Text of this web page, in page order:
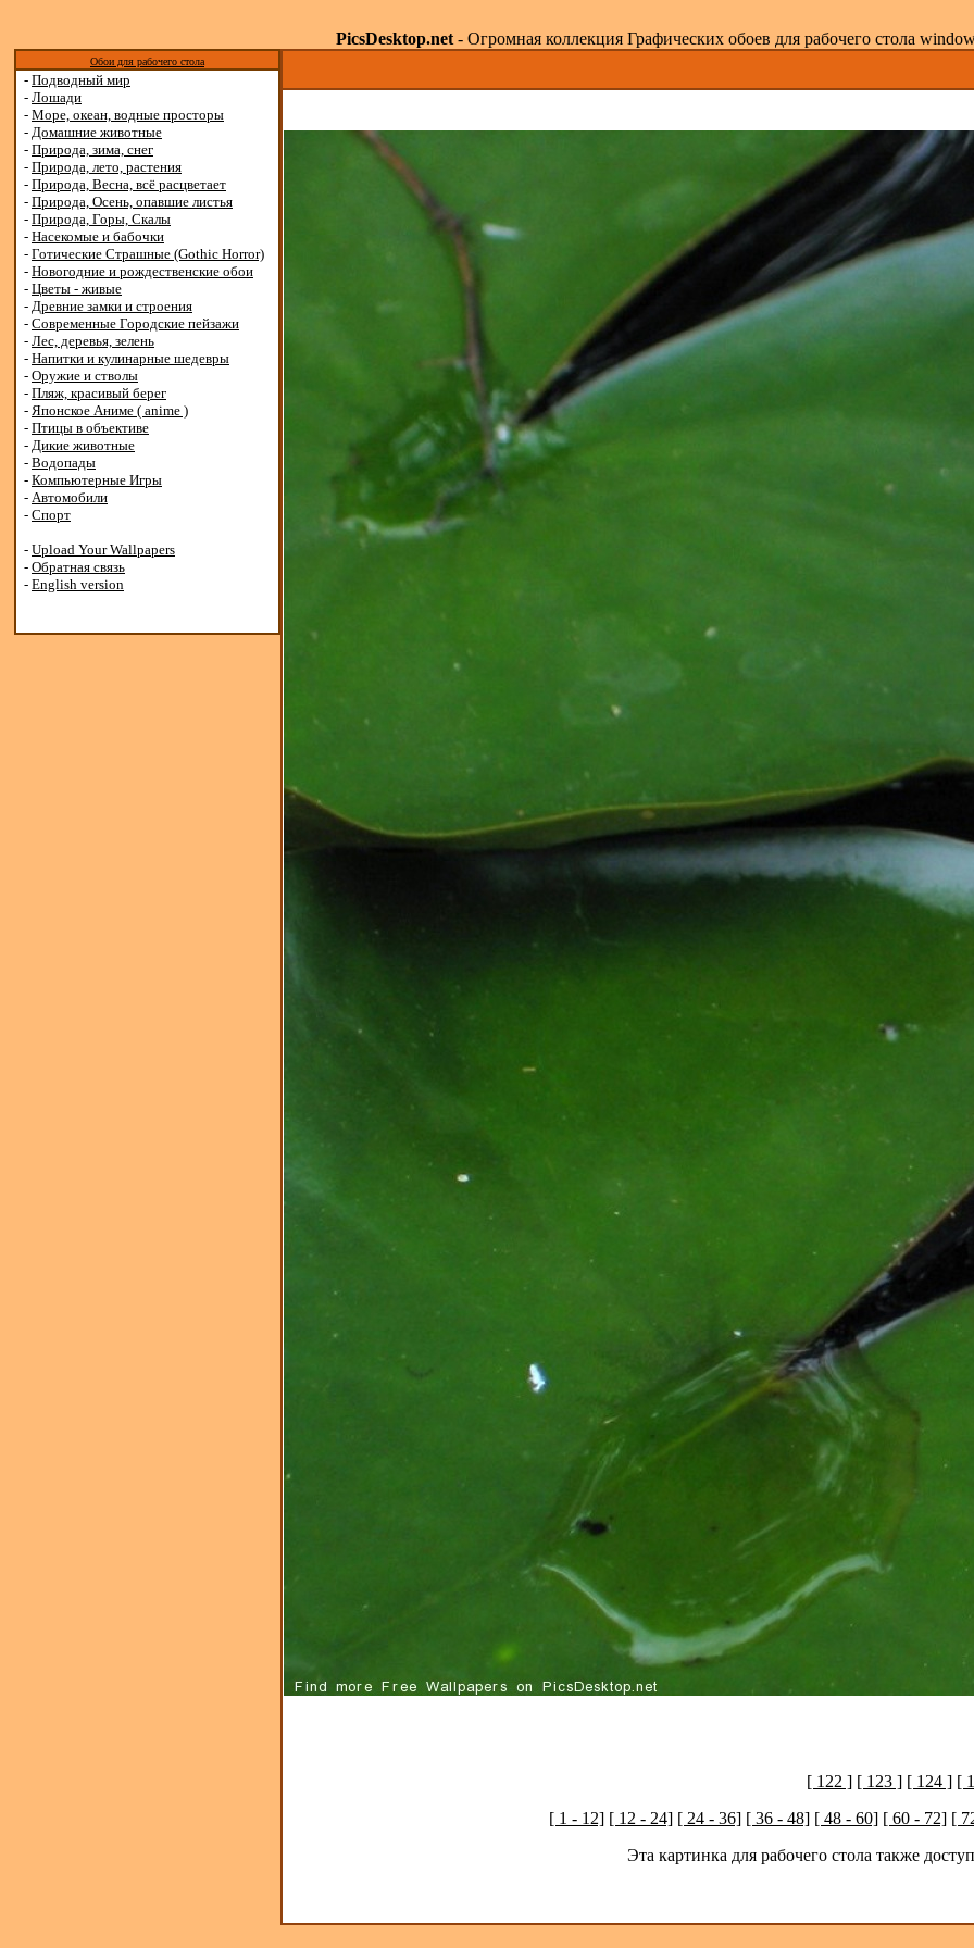
PicsDesktop.net- Огромная коллекция Графических обоев для рабочего стола
Обои для рабочего стола
- Подводный мир
- Лошади
- Море, океан, водные просторы
- Домашние животные
- Природа, зима, снег
- Природа, лето, растения
- Природа, Весна, всё расцветает
- Природа, Осень, опавшие листья
- Природа, Горы, Скалы
- Насекомые и бабочки
- Готические Страшные (Gothic Horror)
- Новогодние и рождественские обои
- Цветы - живые
- Древние замки и строения
- Современные Городские пейзажи
- Лес, деревья, зелень
- Напитки и кулинарные шедевры
- Оружие и стволы
- Пляж, красивый берег
- Японское Аниме ( anime )
- Птицы в объективе
- Дикие животные
- Водопады
- Компьютерные Игры
- Автомобили
- Спорт
- Upload Your Wallpapers
- Обратная связь
- English version
[ 122 ] [ 123 ] [ 124 ] [
[ 1 - 12] [ 12 - 24] [ 24 - 36] [ 36 - 48] [ 48 - 60] [ 60 - 72] [
Эта картинка для рабочего стола также